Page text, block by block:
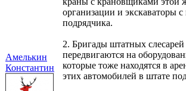
Амелькин
Константин
организации и экскаваторы
подрядчика.
2. Бригады штатных
передвигаются на
которые тоже находятся в
этих автомобилей в штате